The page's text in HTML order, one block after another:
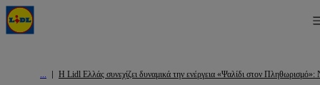
Η Lidl Ελλάς συνεχίζει δυναμικά την ενέργεια «Ψαλίδι στον Πληθωρισμό»: